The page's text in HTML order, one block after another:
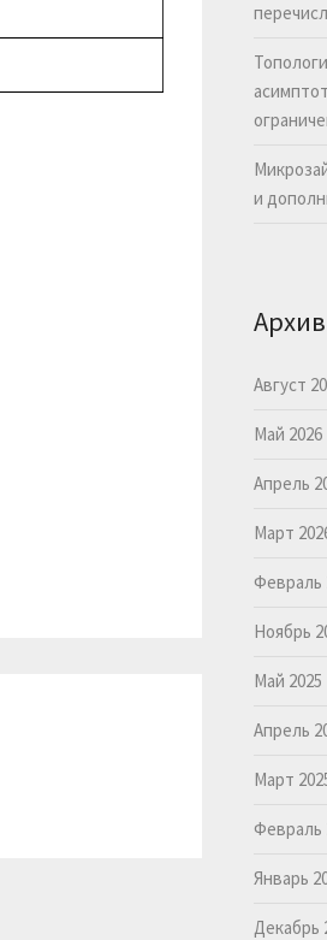
и
Архив
Август
Май 2026
Апрель
Март
Февраль
Ноябрь
Май 2025
Апрель
Март
Февраль
Январь
Декабрь